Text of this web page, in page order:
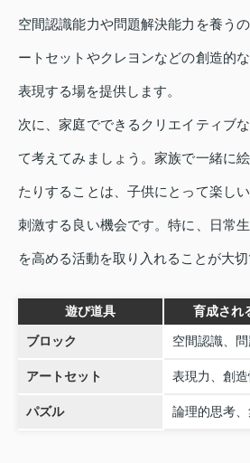
空間認識能力や問題解決能力を養う
ートセットやクレヨンなどの創造的
表現する場を提供します。
次に、家庭でできるクリエイティブ
て考えてみましょう。家族で一緒に
たりすることは、子供にとって楽し
刺激する良い機会です。特に、日常
を高める活動を取り入れることが大切
遊び道具 育成され
ブロック 空間認識、
アートセット 表現力、創造
パズル 論理的思考、